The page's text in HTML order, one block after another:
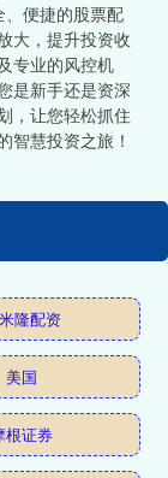
便捷的股票配
大，提升投资收
专业的风控机
是新手还是资深
，让您轻松抓住
智慧投资之旅！
隆配资
美国
根证券